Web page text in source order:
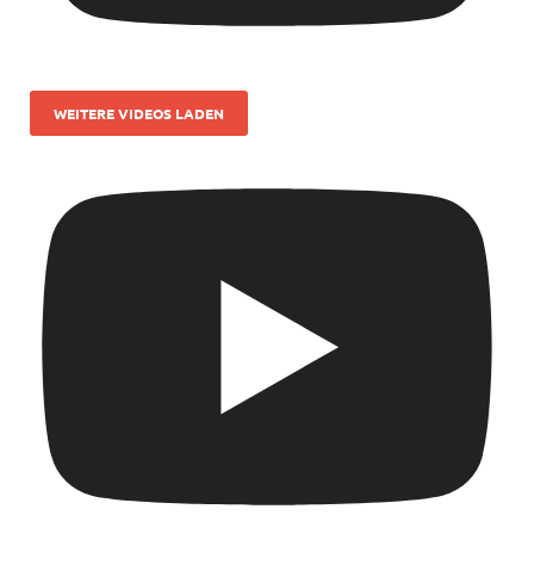
WEITERE VIDEOS LADEN